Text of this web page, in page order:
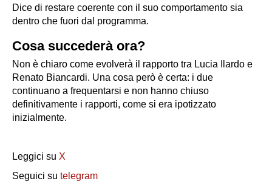
Dice di restare coerente con il suo comportamento sia
dentro che fuori dal programma.
Cosa succederà ora?
Non è chiaro come evolverà il rapporto tra Lucia Ilardo e
Renato Biancardi. Una cosa però è certa: i due
continuano a frequentarsi e non hanno chiuso
definitivamente i rapporti, come si era ipotizzato
inizialmente.
Leggici su X
Seguici su telegram